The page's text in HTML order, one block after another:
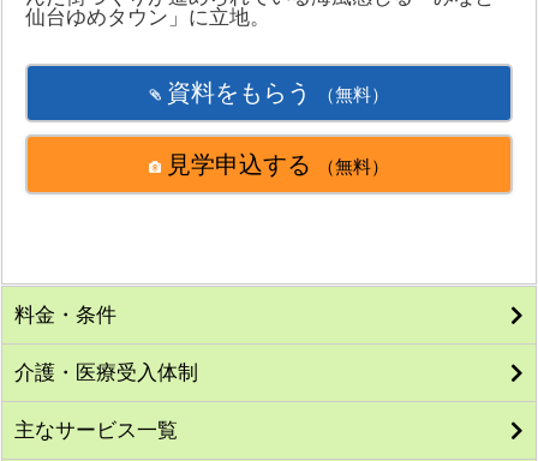
仙台ゆめタウン」に立地。
資料をもらう （無料）
見学申込する （無料）
料金・条件
介護・医療受入体制
主なサービス一覧